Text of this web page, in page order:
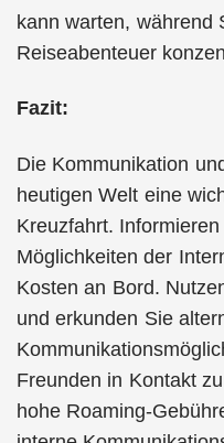
kann warten, während
Reiseabenteuer
Fazit:
Die Kommunikation
heutigen Welt eine
Kreuzfahrt.
Möglichkeiten der
Kosten an Bord.
und erkunden Sie
Freunden in Kontakt
hohe Roaming-